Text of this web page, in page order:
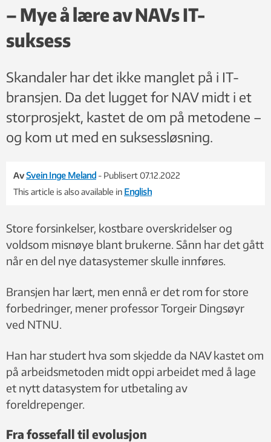
sekunder å behandle søknaden, og de fleste gjøres ved
selvbetjening. Illfoto: Nina Tveter
– Mye å lære av NAVs IT-
suksess
Skandaler har det ikke manglet på i IT-
bransjen. Da det lugget for NAV midt i et
storprosjekt, kastet de om på metodene –
og kom ut med en suksessløsning.
AvSvein Inge Meland - Publisert 07.12.2022
This article is also available in English
Store forsinkelser, kostbare overskridelser og
voldsom misnøye blant brukerne. Sånn har det gått
når en del nye datasystemer skulle innføres.
Bransjen har lært, men ennå er det rom for store
forbedringer, mener professor Torgeir Dingsøyr
ved NTNU.
Han har studert hva som skjedde da NAV kastet om
på arbeidsmetoden midt oppi arbeidet med å lage
et nytt datasystem for utbetaling av
foreldrepenger.
Fra fossefall til evolusjon